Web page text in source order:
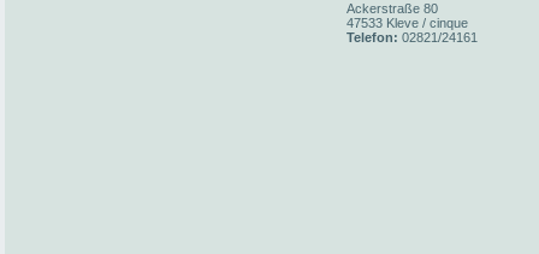
Ackerstraße 80
47533 Kleve / cinque
Telefon: 02821/24161